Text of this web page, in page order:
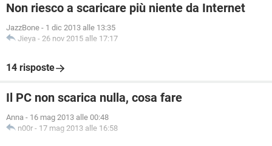
Non riesco a scaricare più niente da Internet
JazzBone - 1 dic 2013 alle 13:35
Jieya - 26 nov 2015 alle 17:17
14 risposte
Il PC non scarica nulla, cosa fare
Anna - 16 mag 2013 alle 00:48
n00r - 17 mag 2013 alle 16:58